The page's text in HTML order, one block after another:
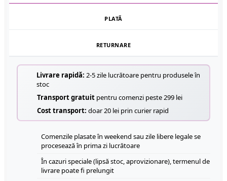
PLATĂ
RETURNARE
Livrare rapidă: 2-5 zile lucrătoare pentru produsele în
stoc
Transport gratuit pentru comenzi peste 299 lei
Cost transport: doar 20 lei prin curier rapid
Comenzile plasate în weekend sau zile libere legale se
procesează în prima zi lucrătoare
În cazuri speciale (lipsă stoc, aprovizionare), termenul de
livrare poate fi prelungit